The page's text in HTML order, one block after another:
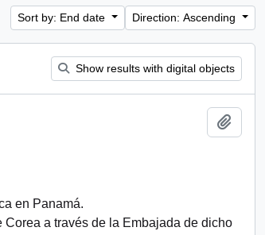
Sort by: End date Direction: Ascending
Show results with digital objects
en Panamá.
a través de la Embajada de dicho